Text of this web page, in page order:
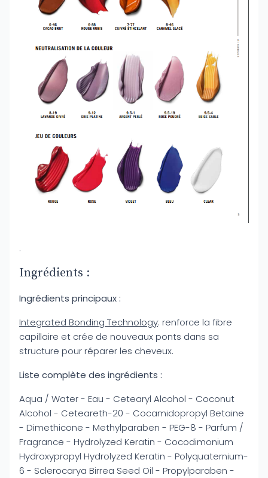
.
Ingrédients :
Ingrédients principaux :
Integrated Bonding Technology: renforce la fibre
capillaire et crée de nouveaux ponts dans sa
structure pour réparer les cheveux.
Liste complète des ingrédients :
Aqua / Water - Eau - Cetearyl Alcohol - Coconut
Alcohol - Ceteareth-20 - Cocamidopropyl Betaine
- Dimethicone - Methylparaben - PEG-8 - Parfum /
Fragrance - Hydrolyzed Keratin - Cocodimonium
Hydroxypropyl Hydrolyzed Keratin - Polyquaternium-
6 - Sclerocarya Birrea Seed Oil - Propylparaben -